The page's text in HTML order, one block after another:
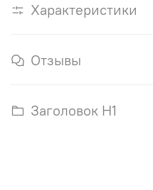
Характеристики
Отзывы
Заголовок H1